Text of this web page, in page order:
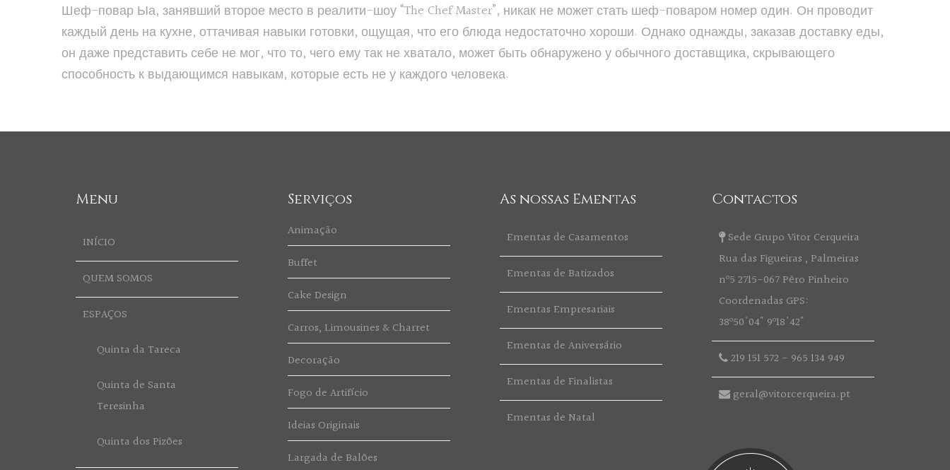
Шеф-повар Ыа, занявший второе место в реалити-шоу “The Chef Master”, никак не может стать шеф-поваром номер один. Он проводит
каждый день на кухне, оттачивая навыки готовки, ощущая, что его блюда недостаточно хороши. Однако однажды, заказав доставку еды,
он даже представить себе не мог, что то, чего ему так не хватало, может быть обнаружено у обычного доставщика, скрывающего
способность к выдающимся навыкам, которые есть не у каждого человека.
Menu
INÍCIO
QUEM SOMOS
ESPAÇOS
Quinta da Tareca
Quinta de Santa
Teresinha
Quinta dos Pizões
Serviços
Animação
Buffet
Cake Design
Carros, Limousines & Charret
Decoração
Fogo de Artifício
Ideias Originais
Largada de Balões
As nossas Ementas
Ementas de Casamentos
Ementas de Batizados
Ementas Empresariais
Ementas de Aniversário
Ementas de Finalistas
Ementas de Natal
Contactos
Sede Grupo Vitor Cerqueira
Rua das Figueiras , Palmeiras
nº5 2715-067 Pêro Pinheiro
Coordenadas GPS:
38º50'04" 9º18'42"
219 151 572 - 965 134 949
geral@vitorcerqueira.pt